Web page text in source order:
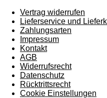
Vertrag widerrufen
Lieferservice und
Zahlungsarten
Impressum
Kontakt
AGB
Widerrufsrecht
Datenschutz
Rücktrittsrecht
Cookie Einstellungen